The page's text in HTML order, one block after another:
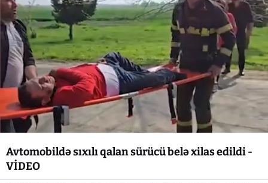
Avtomobildə sıxılı qalan sürücü belə xilas edildi -
VİDEO